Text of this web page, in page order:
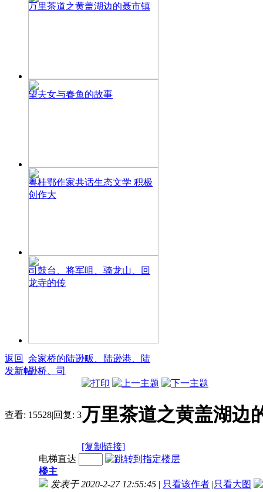
万里茶道之黄盖湖边的聂市镇
望夫女与春鱼的故事
粤桂鄂作家共话生态文学 积极
创作大
司鼓台、将军咀、骑龙山、回
龙寺的传
余家桥的陆逊畈、陆逊港、陆
逊桥、司
返回
发新帖
查看: 15528|回复: 3万里茶道之黄盖湖边
[复制链接]
电梯直达
楼主
发表于 2020-2-27 12:55:45 | 只看该作者 |只看大图